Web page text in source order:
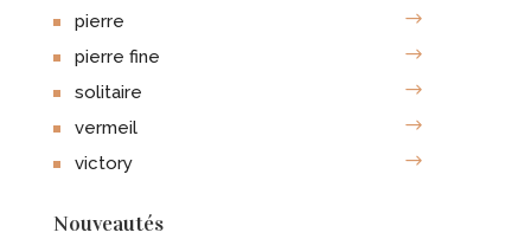
pierre
pierre fine
solitaire
vermeil
victory
Nouveautés